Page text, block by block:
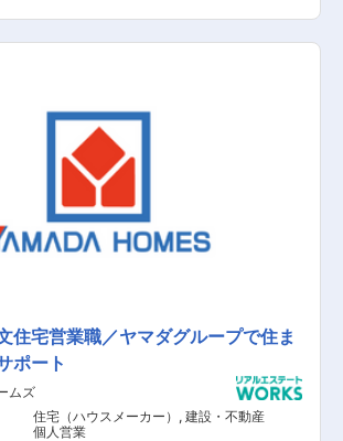
事務作業 ■引き渡し後のアフ
ダ」ホールディングスの不動
社での募集となります。ヤマ
グループのグループシナジー
が確立されており、安定して
。また、飛び込み営業はほと
お越しいただいたお客様や資
の対応が主になります。
住宅営業職／ヤマダグループで住ま
ポート
ムズ
住宅（ハウスメーカー） , 建設・不動産
個人営業